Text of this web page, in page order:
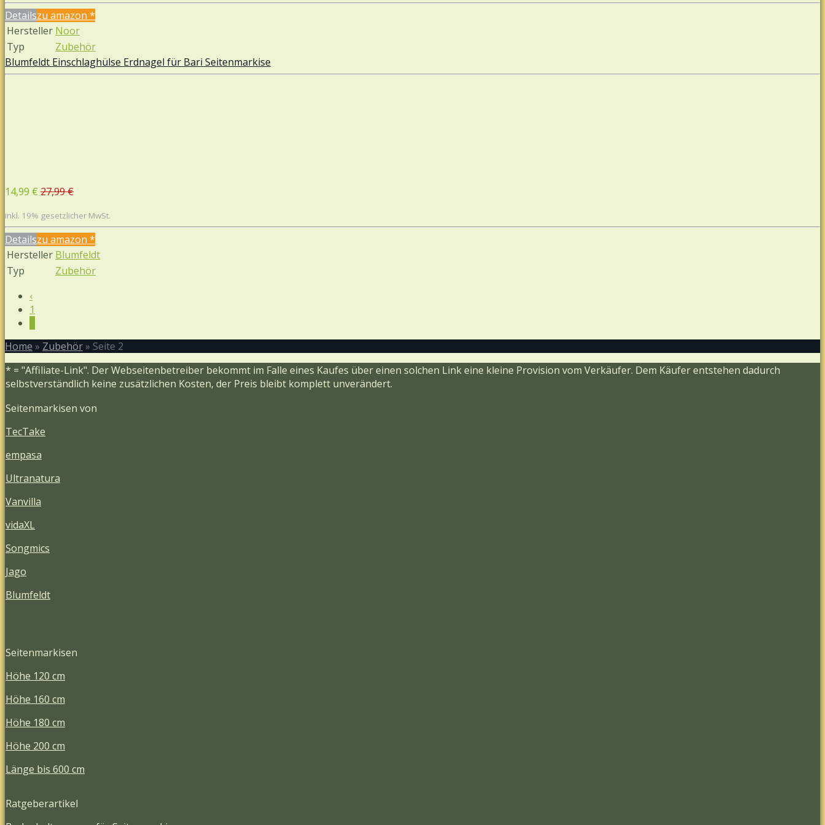
Detailszu amazon *
Hersteller Noor
Typ
Zubehör
Blumfeldt Einschlaghülse Erdnagel für Bari Seitenmarkise
14,99 € 27,99 €
inkl. 19% gesetzlicher MwSt.
Detailszu amazon *
Hersteller Blumfeldt
Typ
Zubehör
‹
1
Home » Zubehör» Seite 2
* = "Affiliate-Link". Der Webseitenbetreiber bekommt im Falle eines Kaufes über einen solchen Link eine kleine Provision vom Verkäufer. Dem Käufer entstehen dadurch
selbstverständlich keine zusätzlichen Kosten, der Preis bleibt komplett unverändert.
Seitenmarkisen von
TecTake
empasa
Ultranatura
Vanvilla
vidaXL
Songmics
Jago
Blumfeldt
Seitenmarkisen
Höhe 120 cm
Höhe 160 cm
Höhe 180 cm
Höhe 200 cm
Länge bis 600 cm
Ratgeberartikel